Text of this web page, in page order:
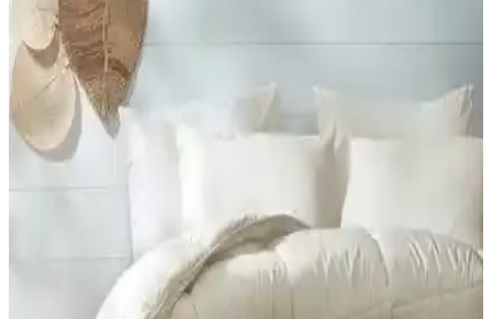
Yataş Dacron Quallofil Tek Kişilik XL Yorgan:
Yüksek Isı Yalıtımı ve Konfor Sağlar
Yataş Dacron® Quallofil Tek Kişilik XL Yorgan, üstün ısı yalıtımı,
hafif ve yumuşak yapısıyla soğuk mevsimlerde ideal, estetik ve
dayanıklı uyku ürünüdür.
Yataş Mix&match Thalia ile Macaron Wellsoft Tek
Kişilik Yorgan Dolgu ve Kumaş Özellikleri
Bu karşılaştırma, Yataş Mix&match Thalia Tek Kişilik Yorgan
(Mürdüm) ile Macaron Wellsoft Tek Kişilik Yorgan (Krem) için
dolgu, gramaj, kumaş ve boyut gibi özellikleri karşılaştırır; kullanıcı
yorumları Konfor ve bakım deneyimlerini öne çıkarır.